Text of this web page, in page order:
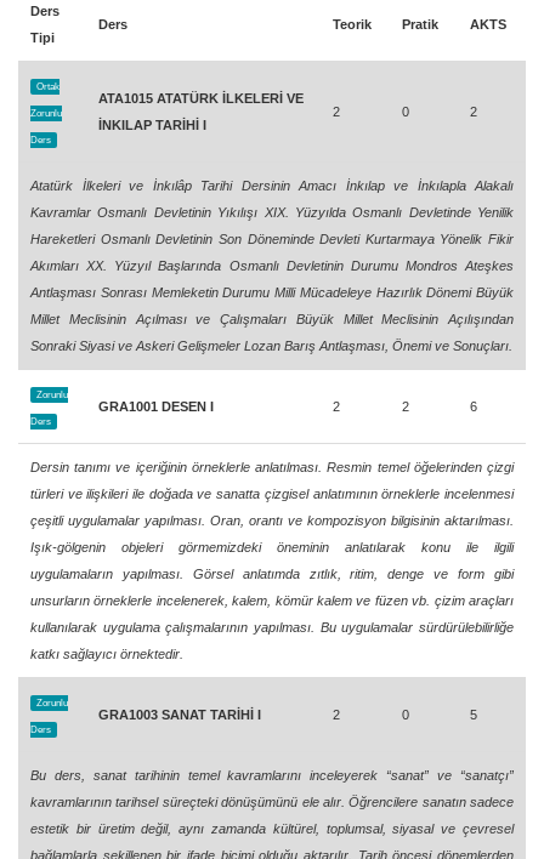
Ders
Tipi
Ders Teorik Pratik AKTS
Ortak
Zorunlu
Ders
ATA1015 ATATÜRK İLKELERİ VE
İNKILAP TARİHİ I
2 0 2
Atatürk İlkeleri ve İnkılâp Tarihi Dersinin Amacı İnkılap ve İnkılapla Alakalı
Kavramlar Osmanlı Devletinin Yıkılışı XIX. Yüzyılda Osmanlı Devletinde Yenilik
Hareketleri Osmanlı Devletinin Son Döneminde Devleti Kurtarmaya Yönelik Fikir
Akımları XX. Yüzyıl Başlarında Osmanlı Devletinin Durumu Mondros Ateşkes
Antlaşması Sonrası Memleketin Durumu Milli Mücadeleye Hazırlık Dönemi Büyük
Millet Meclisinin Açılması ve Çalışmaları Büyük Millet Meclisinin Açılışından
Sonraki Siyasi ve Askeri Gelişmeler Lozan Barış Antlaşması, Önemi ve Sonuçları.
Zorunlu
Ders
GRA1001 DESEN I 2 2 6
Dersin tanımı ve içeriğinin örneklerle anlatılması. Resmin temel öğelerinden çizgi
türleri ve ilişkileri ile doğada ve sanatta çizgisel anlatımının örneklerle incelenmesi
çeşitli uygulamalar yapılması. Oran, orantı ve kompozisyon bilgisinin aktarılması.
Işık-gölgenin objeleri görmemizdeki öneminin anlatılarak konu ile ilgili
uygulamaların yapılması. Görsel anlatımda zıtlık, ritim, denge ve form gibi
unsurların örneklerle incelenerek, kalem, kömür kalem ve füzen vb. çizim araçları
kullanılarak uygulama çalışmalarının yapılması. Bu uygulamalar sürdürülebilirliğe
katkı sağlayıcı örnektedir.
Zorunlu
Ders
GRA1003 SANAT TARİHİ I 2 0 5
Bu ders, sanat tarihinin temel kavramlarını inceleyerek “sanat” ve “sanatçı”
kavramlarının tarihsel süreçteki dönüşümünü ele alır. Öğrencilere sanatın sadece
estetik bir üretim değil, aynı zamanda kültürel, toplumsal, siyasal ve çevresel
bağlamlarla şekillenen bir ifade biçimi olduğu aktarılır. Tarih öncesi dönemlerden